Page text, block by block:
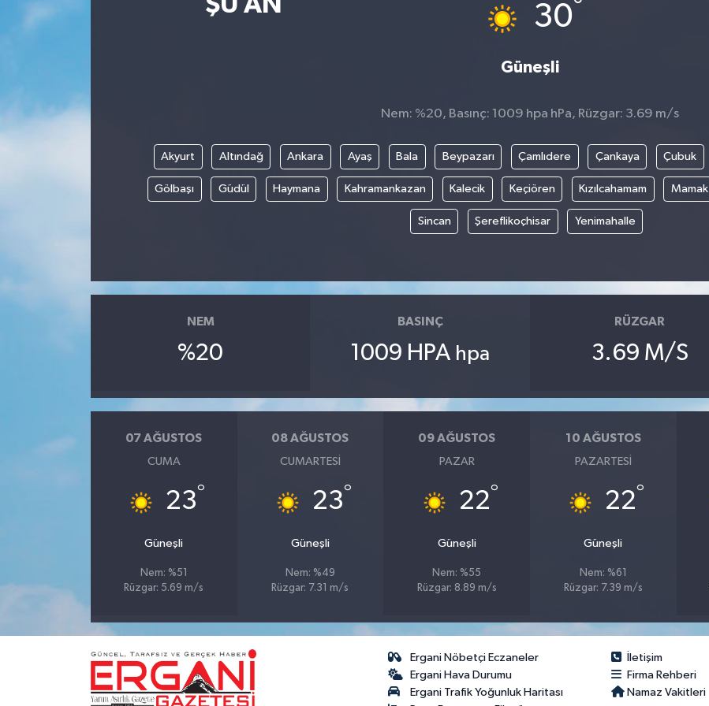
30°
Güneşli
Nem: %20, Basınç: 1009 hpa hPa, Rüzgar: 3.69 m/s
Akyurt Altındağ Ankara Ayaş Bala Beypazarı Çamlıdere Çankaya Çubuk
Gölbaşı Güdül Haymana Kahramankazan Kalecik Keçiören Kızılcahamam Mamak
Sincan Şereflikoçhisar Yenimahalle
NEM
%20
BASINÇ
1009 HPA hpa
RÜZGAR
3.69 M/S
07 AĞUSTOS
CUMA
23°
Güneşli
Nem: %51
Rüzgar: 5.69 m/s
08 AĞUSTOS
CUMARTESI
23°
Güneşli
Nem: %49
Rüzgar: 7.31 m/s
09 AĞUSTOS
PAZAR
22°
Güneşli
Nem: %55
Rüzgar: 8.89 m/s
10 AĞUSTOS
PAZARTESI
22°
Güneşli
Nem: %61
Rüzgar: 7.39 m/s
Ergani Nöbetçi Eczaneler
Ergani Hava Durumu
Ergani Trafik Yoğunluk Haritası
İletişim
Firma Rehberi
Namaz Vakitleri
Bi̇li̇m & Teknoloji̇